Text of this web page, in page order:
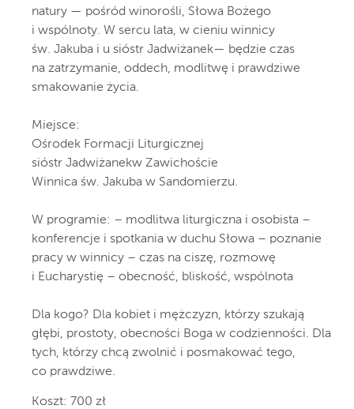
natury — pośród winorośli, Słowa Bożego
i wspólnoty. W sercu lata, w cieniu winnicy
św. Jakuba i u sióstr Jadwiżanek— będzie czas
na zatrzymanie, oddech, modlitwę i prawdziwe
smakowanie życia.
Miejsce:
Ośrodek Formacji Liturgicznej
sióstr Jadwiżanekw Zawichoście
Winnica św. Jakuba w Sandomierzu.
W programie: – modlitwa liturgiczna i osobista –
konferencje i spotkania w duchu Słowa – poznanie
pracy w winnicy – czas na ciszę, rozmowę
i Eucharystię – obecność, bliskość, wspólnota
Dla kogo? Dla kobiet i mężczyzn, którzy szukają
głębi, prostoty, obecności Boga w codzienności. Dla
tych, którzy chcą zwolnić i posmakować tego,
co prawdziwe.
Koszt: 700 zł